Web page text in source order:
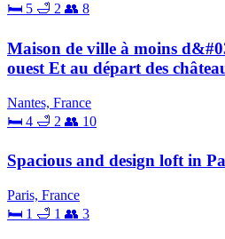
🛏 5 🛁 2 👥 8
Maison de ville à moins
ouest Et au départ des
Nantes, France
🛏 4 🛁 2 👥 10
Spacious and design loft in
Paris, France
🛏 1 🛁 1 👥 3